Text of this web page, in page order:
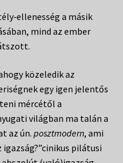
a másik
mind az ember
közeledik az
egy igen jelentős
mércétől a
világban ma talán a
az ún. posztmodern, ami
pilátusi